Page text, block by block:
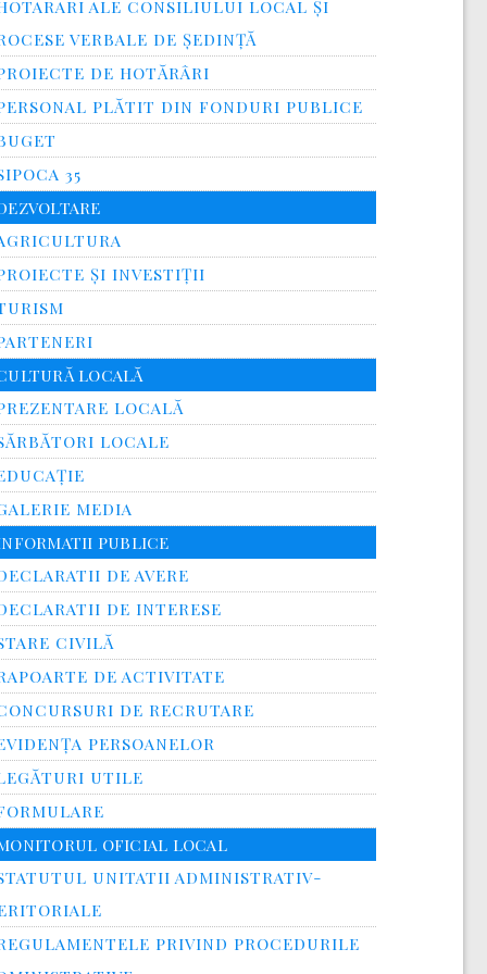
ALE CONSILIULUI LOCAL ȘI
VERBALE DE ȘEDINȚĂ
DE HOTĂRÂRI
PLĂTIT DIN FONDURI PUBLICE
35
ȘI INVESTIȚII
LOCALĂ
LOCALĂ
LOCALE
MEDIA
PUBLICE
DE AVERE
DE INTERESE
CIVILĂ
DE ACTIVITATE
DE RECRUTARE
PERSOANELOR
UTILE
OFICIAL LOCAL
UNITATII ADMINISTRATIV-
PRIVIND PROCEDURILE